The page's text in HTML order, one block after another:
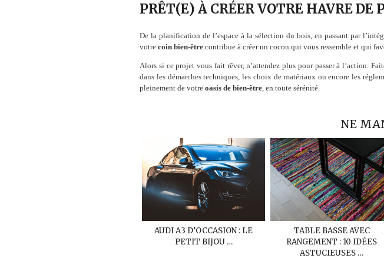
PRÊT(E) À CRÉER VOTRE HAVRE DE
De la planification de l’espace à la sélection du bois, en passant par
votre coin bien-être contribue à créer un cocon qui vous ressemble et qui
Alors si ce projet vous fait rêver, n’attendez plus pour passer à l’action.
dans les démarches techniques, les choix de matériaux ou encore les
pleinement de votre oasis de bien-être , en toute sérénité.
NE
AUDI A3 D’OCCASION : LE
PETIT BIJOU …
TABLE BASSE AVEC
RANGEMENT : 10 IDÉES
ASTUCIEUSES …